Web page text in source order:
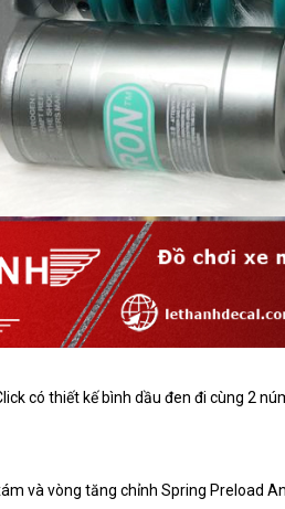
có thiết kế bình dầu đen đi cùng 2
và vòng tăng chỉnh Spring Preload